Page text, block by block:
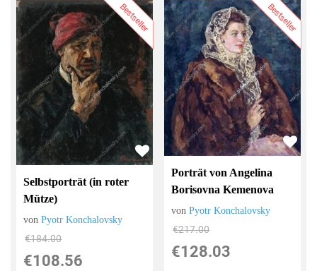
Bestseller
Selbstporträt (in roter
Mütze)
vonPyotr Konchalovsky
€184.00
€108.56
Bestseller
Porträt von Angelina
Borisovna Kemenova
vonPyotr Konchalovsky
€217.00
€128.03